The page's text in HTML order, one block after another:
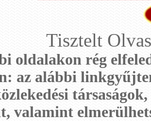
Tisztelt
oldalakon rég
az alábbi
valamint